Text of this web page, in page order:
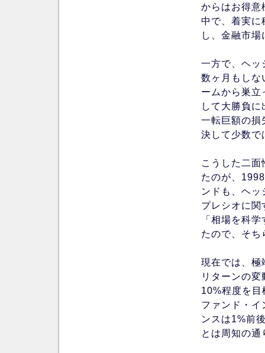
からはお得意
中で、着実に
し、金融市
一方で、ヘッ
数ヶ月もしな
ームから巣立
して大勝負
一転巨額の損
決して少数で
こうした二
たのが、
ンドも、ヘ
プレシオに関
「相場を科
たので、そち
現在では、極
リターンの
10%程度を
ファンド・イ
ンスは1%前
とは周知の